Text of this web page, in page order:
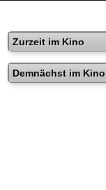
Zurzeit im Kino
Demnächst im Kino